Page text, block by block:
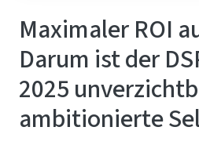
Maximaler ROI
Darum ist der
2025
ambitionierte